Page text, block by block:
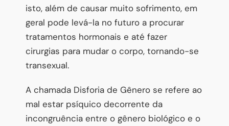
isto, além de causar muito sofrimento, em
geral pode levá-la no futuro a procurar
tratamentos hormonais e até fazer
cirurgias para mudar o corpo, tornando-se
transexual.
A chamada Disforia de Gênero se refere ao
mal estar psíquico decorrente da
incongruência entre o gênero biológico e o